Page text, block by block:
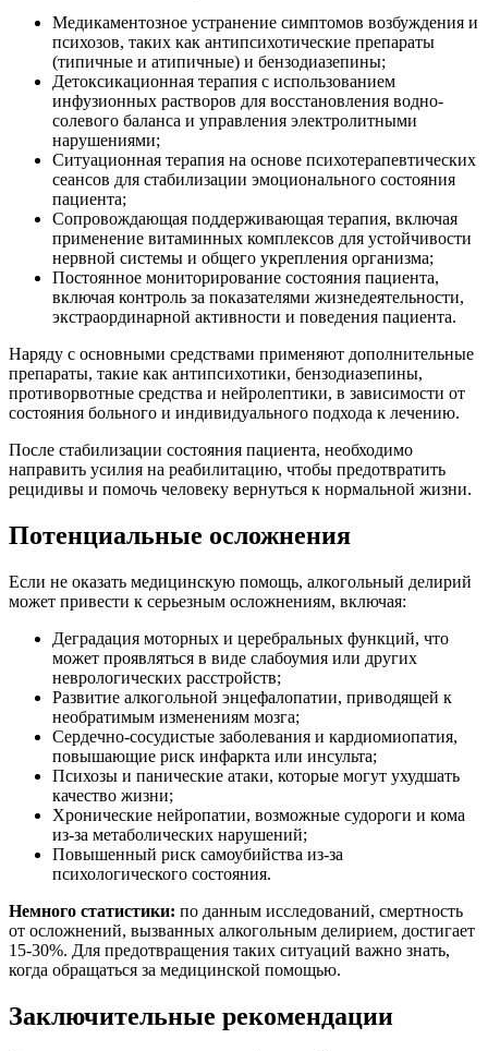
Медикаментозное устранение симптомов возбуждения и
психозов, таких как антипсихотические препараты
(типичные и атипичные) и бензодиазепины;
Детоксикационная терапия с использованием
инфузионных растворов для восстановления водно-
солевого баланса и управления электролитными
нарушениями;
Ситуационная терапия на основе психотерапевтических
сеансов для стабилизации эмоционального состояния
пациента;
Сопровождающая поддерживающая терапия, включая
применение витаминных комплексов для устойчивости
нервной системы и общего укрепления организма;
Постоянное мониторирование состояния пациента,
включая контроль за показателями жизнедеятельности,
экстраординарной активности и поведения пациента.
Наряду с основными средствами применяют дополнительные
препараты, такие как антипсихотики, бензодиазепины,
противорвотные средства и нейролептики, в зависимости от
состояния больного и индивидуального подхода к лечению.
После стабилизации состояния пациента, необходимо
направить усилия на реабилитацию, чтобы предотвратить
рецидивы и помочь человеку вернуться к нормальной жизни.
Потенциальные осложнения
Если не оказать медицинскую помощь, алкогольный делирий
может привести к серьезным осложнениям, включая:
Деградация моторных и церебральных функций, что
может проявляться в виде слабоумия или других
неврологических расстройств;
Развитие алкогольной энцефалопатии, приводящей к
необратимым изменениям мозга;
Сердечно-сосудистые заболевания и кардиомиопатия,
повышающие риск инфаркта или инсульта;
Психозы и панические атаки, которые могут ухудшать
качество жизни;
Хронические нейропатии, возможные судороги и кома
из-за метаболических нарушений;
Повышенный риск самоубийства из-за
психологического состояния.
Немного статистики: по данным исследований, смертность
от осложнений, вызванных алкогольным делирием, достигает
15-30%. Для предотвращения таких ситуаций важно знать,
когда обращаться за медицинской помощью.
Заключительные рекомендации